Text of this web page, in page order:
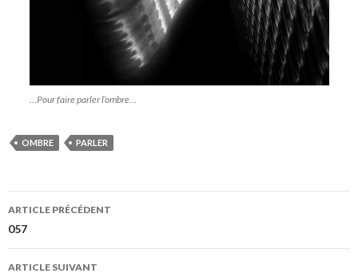
…Pour faire parler l’ombre…
OMBRE PARLER
Navigation
des
articles
ARTICLE PRÉCÉDENT
057
ARTICLE SUIVANT